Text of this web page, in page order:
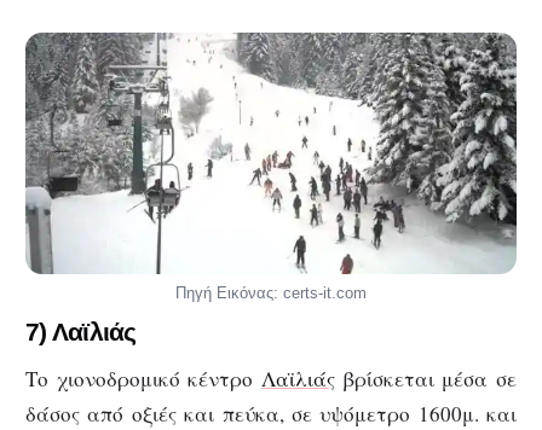
Πηγή Εικόνας: certs-it.com
7) Λαϊλιάς
Το χιονοδρομικό κέντρο Λαϊλιάς βρίσκεται μέσα σε
δάσος από οξιές και πεύκα, σε υψόμετρο 1600μ. και